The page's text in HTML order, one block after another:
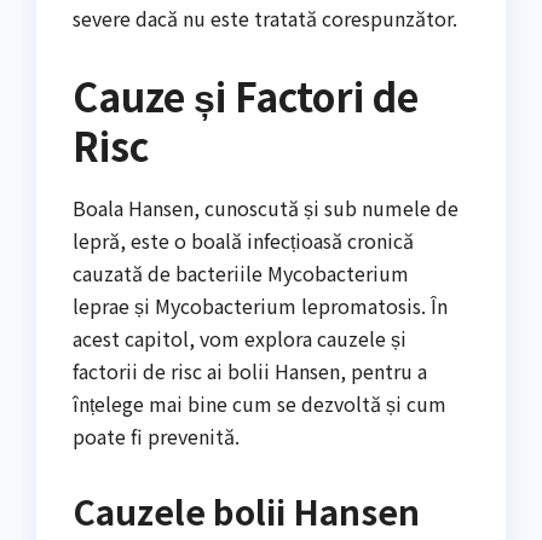
severe dacă nu este tratată corespunzător.
Cauze și Factori de
Risc
Boala Hansen, cunoscută și sub numele de
lepră, este o boală infecțioasă cronică
cauzată de bacteriile Mycobacterium
leprae și Mycobacterium lepromatosis. În
acest capitol, vom explora cauzele și
factorii de risc ai bolii Hansen, pentru a
înțelege mai bine cum se dezvoltă și cum
poate fi prevenită.
Cauzele bolii Hansen